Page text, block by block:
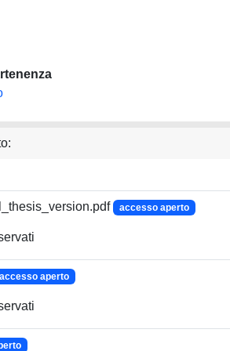
accesso aperto
accesso aperto